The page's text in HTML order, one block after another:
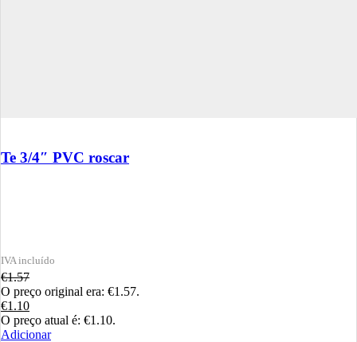
Te 3/4″ PVC roscar
€1.57
O preço original era: €1.57.
€1.10
O preço atual é: €1.10.
Adicionar